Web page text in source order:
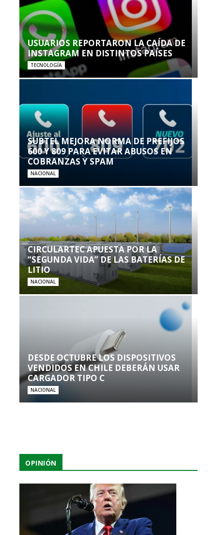
USUARIOS REPORTARON LA CAÍDA DE
INSTAGRAM EN DISTINTOS PAÍSES
TECNOLOGÍA
SUBTEL MEJORA NORMA DE PREFIJOS
600 Y 809 PARA EVITAR ABUSOS EN
COBRANZAS Y SPAM
NACIONAL
CIRCULARTEC APUESTA POR LA
“SEGUNDA VIDA” DE LAS BATERÍAS DE
LITIO
NACIONAL
DESDE OCTUBRE LOS DISPOSITIVOS
VENDIDOS EN CHILE DEBERÁN USAR
CARGADOR TIPO C
NACIONAL
OPINIÓN